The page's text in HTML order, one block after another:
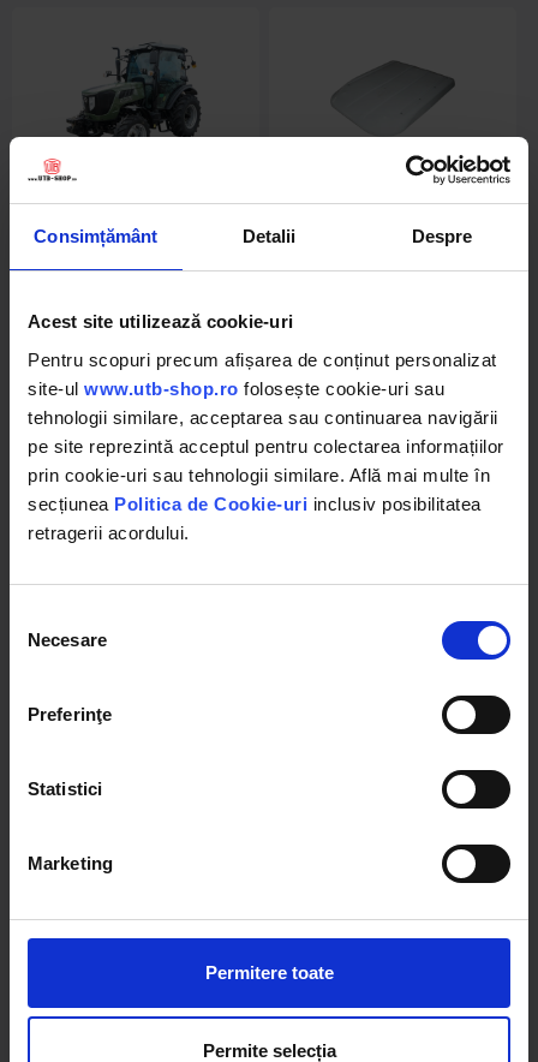
Consimțământ Detalii Despre
Acest site utilizează cookie-uri
Pentru scopuri precum afișarea de conținut personalizat
site-ul www.utb-shop.ro folosește cookie-uri sau
tehnologii similare, acceptarea sau continuarea navigării
pe site reprezintă acceptul pentru colectarea informațiilor
prin cookie-uri sau tehnologii similare. Află mai multe în
secțiunea Politica de Cookie-uri inclusiv posibilitatea
retragerii acordului.
consimțământului
Necesare
Preferinţe
Statistici
Marketing
Permitere toate
Permite selecția
DISTP84
TRACKING 504
in stoc
127497.22 RON
Detalii
DISUK05
in stoc
423.33 RON
Tractor cu semicabina 60HP
Traktoren 604
54303.71 RON
Tractor 80CP cu semicabina,
motor YTO diesel, roti 8.3-
58910.54 RON